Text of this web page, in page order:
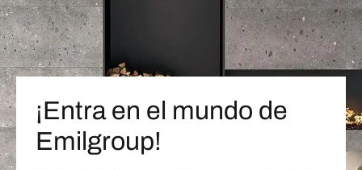
¡Entra en el mundo de
Emilgroup!